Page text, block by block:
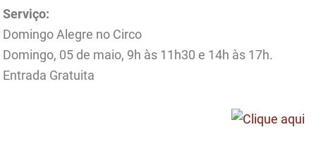
Serviço:
Domingo Alegre no Circo
Domingo, 05 de maio, 9h às 11h30 e 14h às 17h.
Entrada Gratuita